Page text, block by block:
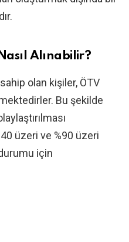
Alınabilir?
olan kişiler, ÖTV
Bu şekilde
üzeri ve %90 üzeri
için